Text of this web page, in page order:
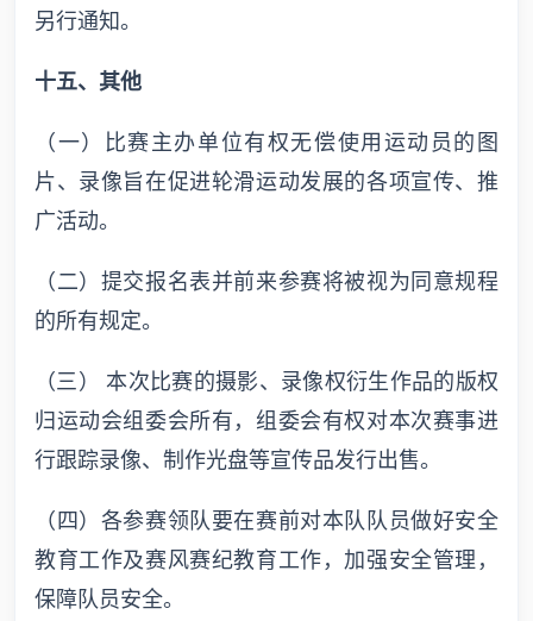
另行通知。
十五、其他
（一）比赛主办单位有权无偿使用运动员的图
片、录像旨在促进轮滑运动发展的各项宣传、推
广活动。
（二）提交报名表并前来参赛将被视为同意规程
的所有规定。
（三） 本次比赛的摄影、录像权衍生作品的版权
归运动会组委会所有，组委会有权对本次赛事进
行跟踪录像、制作光盘等宣传品发行出售。
（四）各参赛领队要在赛前对本队队员做好安全
教育工作及赛风赛纪教育工作，加强安全管理，
保障队员安全。